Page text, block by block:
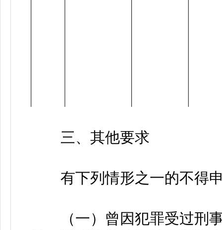
三、其他要求
有下列情形之一的不得
（一）曾因犯罪受过刑事